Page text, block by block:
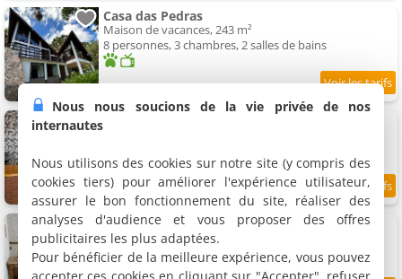
Casa das Pedras
Maison de vacances, 243 m²
8 personnes, 3 chambres, 2 salles de bains
1.3 km 9.5/10
Chalé Safira
Chalet, 35 m²
2 personnes, 1 chambre, 1 salle de bains
Nous nous soucions de la vie privée de nos
internautes
Nous utilisons des cookies sur notre site (y compris des
cookies tiers) pour améliorer l'expérience utilisateur,
assurer le bon fonctionnement du site, réaliser des
analyses d'audience et vous proposer des offres
publicitaires les plus adaptées.
Pour bénéficier de la meilleure expérience, vous pouvez